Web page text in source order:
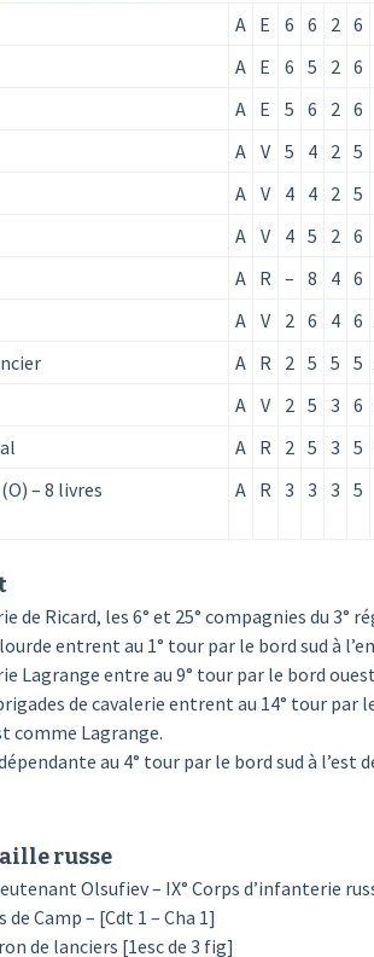
A E 6 6 2 6
A E 6 5 2 6
A E 5 6 2 6
A V 5 4 2 5
A V 4 4 2 5
A V 4 5 2 6
A R – 8 4 6
A V 2 6 4 6
A R 2 5 5 5
A V 2 5 3 6
A R 2 5 3 5
– 8 livres
A R 3 3 3 5
de Ricard, les 6° et 25° compagnies du
entrent au 1° tour par le bord sud à
Lagrange entre au 9° tour par le bord
de cavalerie entrent au 14° tour par
comme Lagrange.
au 4° tour par le bord sud à l’est
russe
Olsufiev – IX° Corps d’infanterie
de Camp – [Cdt 1 – Cha 1]
de lanciers [1esc de 3 fig]